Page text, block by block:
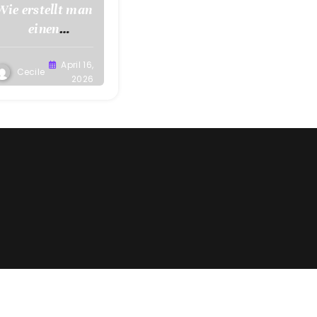
erstellt man
einen
fürs
Schwimmen?
Cecile
April 16,
2026